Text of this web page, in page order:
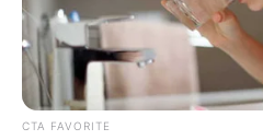
CTA FAVORITE